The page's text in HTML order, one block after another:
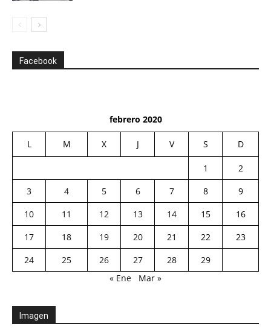
Facebook
febrero 2020
L M X J V S D
1
2
3
4 5 6 7 8
9
10
11 12 13 14 15
16
17
18 19 20 21 22
23
24
25 26 27 28
29
« Ene
Mar »
Imagen